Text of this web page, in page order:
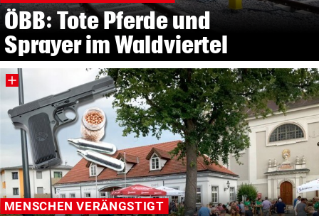
ÖBB: Tote Pferde und
Sprayer im Waldviertel
MENSCHEN VERÄNGSTIGT